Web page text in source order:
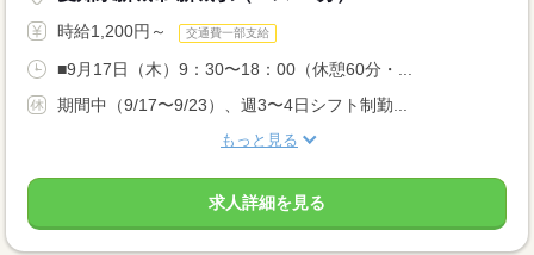
時給1,200円～ 交通費一部支給
■9月17日（木）9：30〜18：00（休憩60分・...
期間中（9/17〜9/23）、週3〜4日シフト制勤...
もっと見る
求人詳細を見る